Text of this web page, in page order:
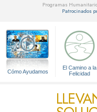
Programas
Patrocinados
Cómo Ayudamos
El Camino a la
Felicidad